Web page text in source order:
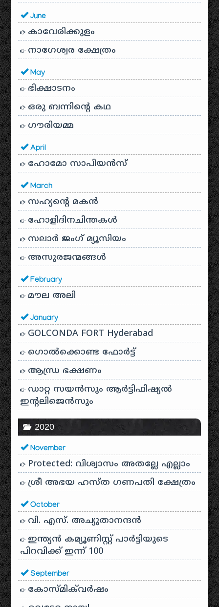
June
കാവേരിക്കുളം
നാഗേശ്വര ക്ഷേത്രം
May
ഭിക്ഷാടനം
ഒരു ബന്നിന്റെ കഥ
ഗൗരിയമ്മ
April
ഹോമോ സാപിയൻസ്
March
സഹ്യന്റെ മകൻ
ഹോളിദിനചിന്തകൾ
സലാർ ജംഗ് മ്യൂസിയം
അസുരജന്മങ്ങൾ
February
മൗല അലി
January
GOLCONDA FORT Hyderabad
ഗൊൽക്കൊണ്ട ഫോർട്ട്
ആന്ധ്ര ഭക്ഷണം
ഡാറ്റ സയൻസും ആർട്ടിഫിഷ്യൽ
ഇൻ്റലിജെൻസും
2020
November
Protected: വിശ്വാസം അതല്ലേ എല്ലാം
ശ്രീ അഭയ ഹസ്ത ഗണപതി ക്ഷേത്രം
October
വി. എസ്. അച്യുതാനന്ദൻ
ഇന്ത്യൻ കമ്യൂണിസ്റ്റ് പാർട്ടിയുടെ
പിറവിക്ക് ഇന്ന് 100
September
കോസ്മിക്‌വർഷം